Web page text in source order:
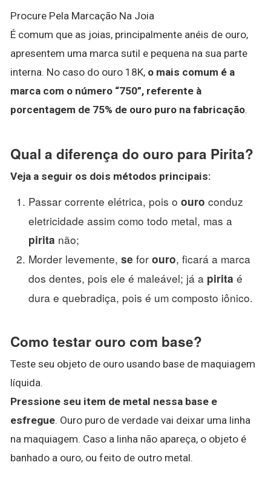
Procure Pela Marcação Na Joia
É comum que as joias, principalmente anéis de ouro,
apresentem uma marca sutil e pequena na sua parte
interna. No caso do ouro 18K, o mais comum é a
marca com o número “750”, referente à
porcentagem de 75% de ouro puro na fabricação.
Qual a diferença do ouro para Pirita?
Veja a seguir os dois métodos principais:
Passar corrente elétrica, pois o ouro conduz
eletricidade assim como todo metal, mas a
pirita não;
Morder levemente, se for ouro, ficará a marca
dos dentes, pois ele é maleável; já a pirita é
dura e quebradiça, pois é um composto iônico.
Como testar ouro com base?
Teste seu objeto de ouro usando base de maquiagem
líquida.
Pressione seu item de metal nessa base e
esfregue. Ouro puro de verdade vai deixar uma linha
na maquiagem. Caso a linha não apareça, o objeto é
banhado a ouro, ou feito de outro metal.